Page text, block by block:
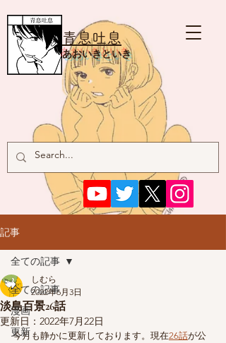
青息吐息
あおいきといき
記事
全ての記事
漫画
更新
全ての記事
淡島百景26話
しむら
2022年6月3日
更新日： 2022年7月22日
今月も静かに更新しております。現在26話が公